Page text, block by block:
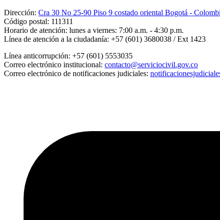
Dirección: Cra 30 No 25-90 Piso 9 costado oriental Bogotá -
Código postal: 111311
Horario de atención: lunes a viernes: 7:00 a.m. - 4:30 p.m.
Línea de atención a la ciudadanía: +57 (601) 3680038 / Ext 1423
Línea anticorrupción: +57 (601) 5553035
Correo electrónico institucional: contacto@serviciocivil.gov.co
Correo electrónico de notificaciones judiciales: